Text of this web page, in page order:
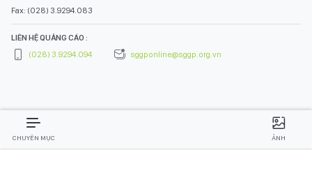
Fax: (028) 3.9294.083
LIÊN HỆ QUẢNG CÁO :
(028) 3.9294.094
sggponline@sggp.org.vn
CHUYÊN MỤC ẢNH